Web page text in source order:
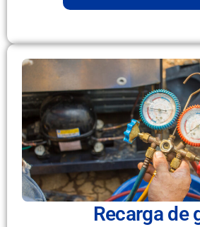
Recarga de